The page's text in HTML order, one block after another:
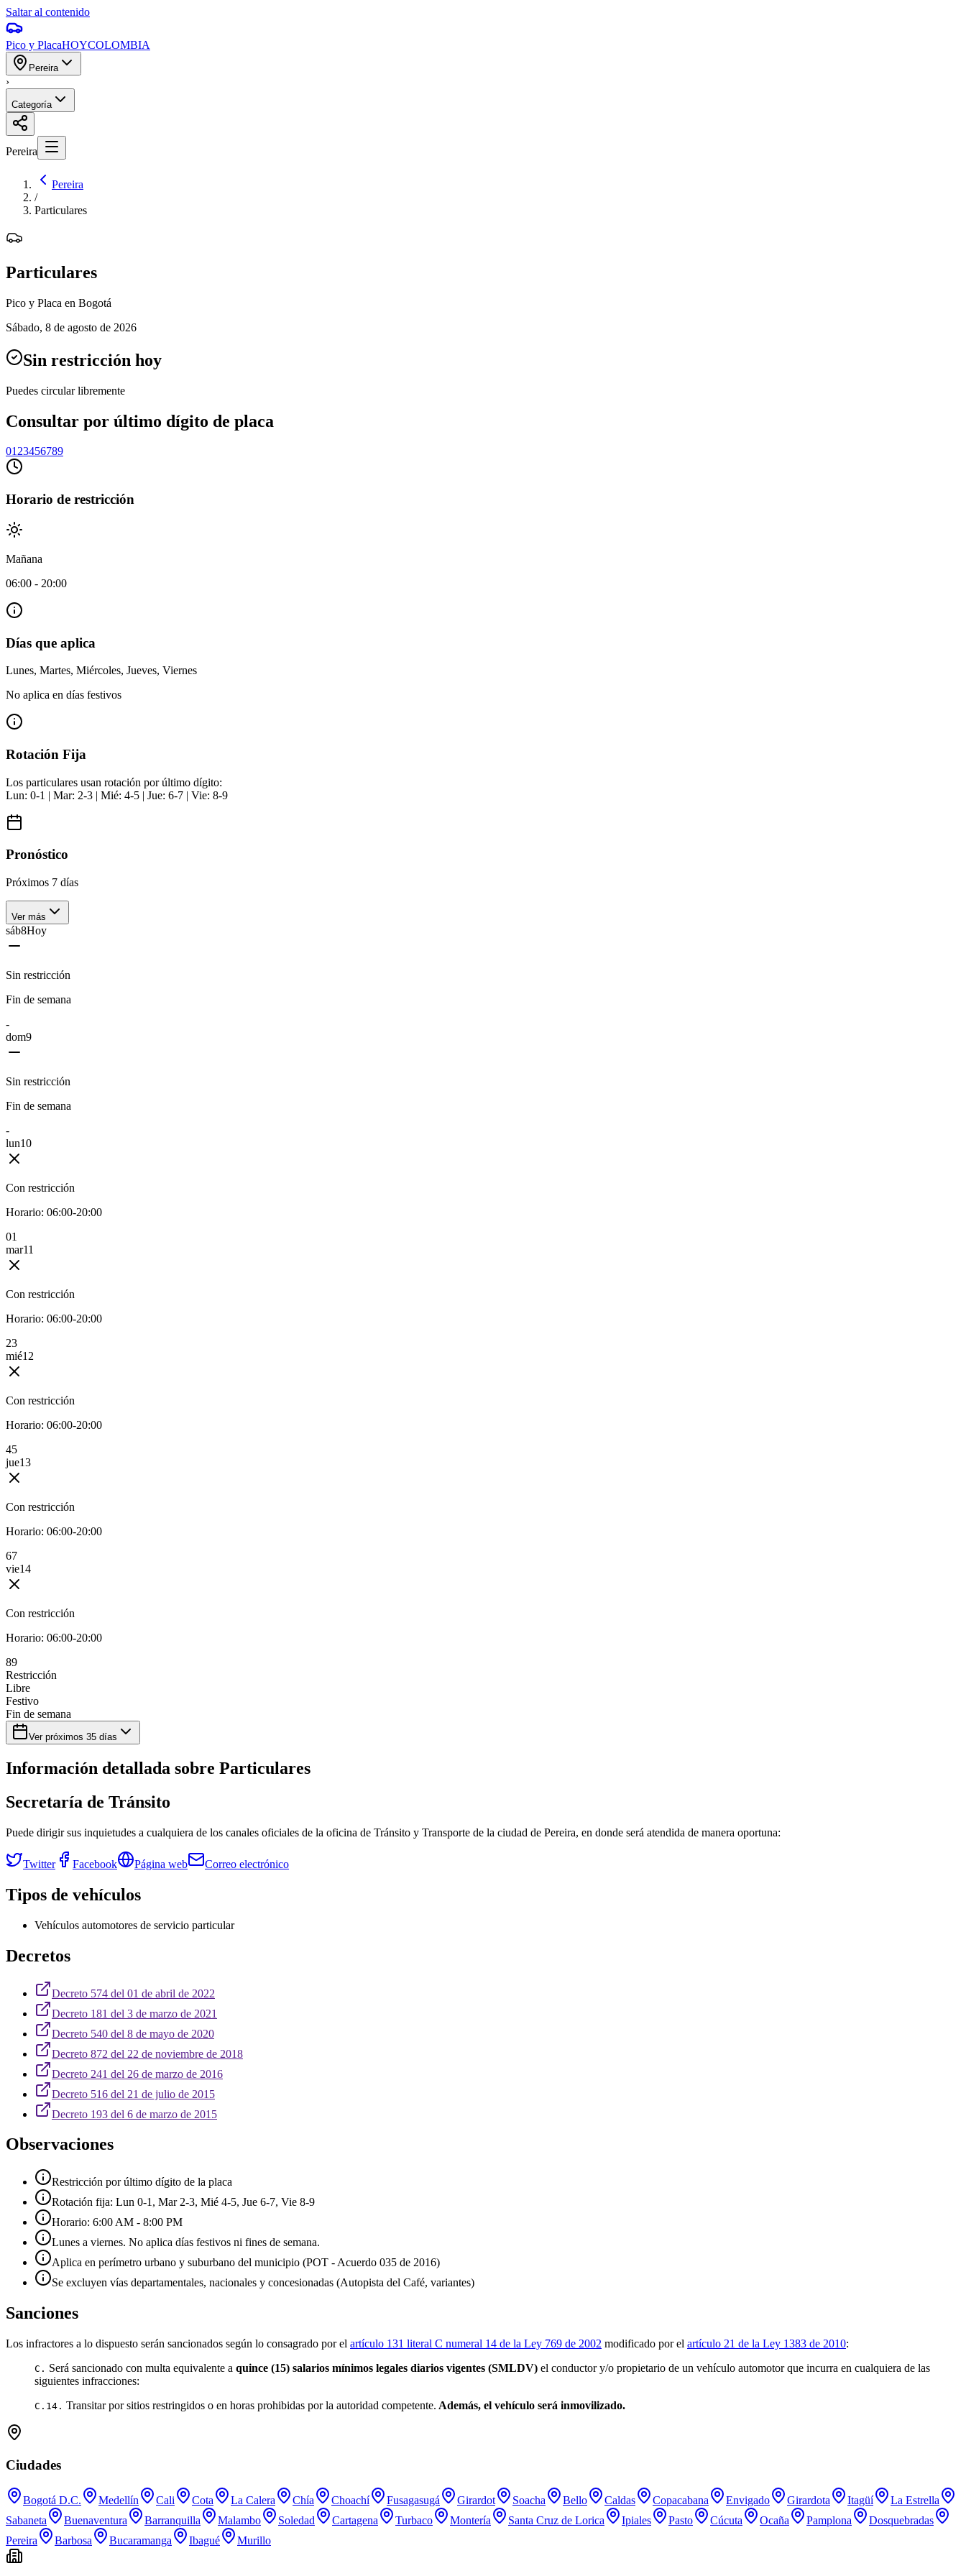
Saltar al contenido
Pico y PlacaHOYCOLOMBIA
Pereira
›
Categoría
Pereira
Pereira
/
Particulares
Particulares
Pico y Placa en Bogotá
Sábado, 8 de agosto de 2026
Sin restricción hoy
Puedes circular libremente
Consultar por último dígito de placa
0123456789
Horario de restricción
Mañana
06:00 - 20:00
Días que aplica
Lunes, Martes, Miércoles, Jueves, Viernes
No aplica en días festivos
Rotación Fija
Los particulares usan rotación por último dígito:
Lun: 0-1 | Mar: 2-3 | Mié: 4-5 | Jue: 6-7 | Vie: 8-9
Pronóstico
Próximos 7 días
Ver más
sáb8Hoy
Sin restricción
Fin de semana
-
dom9
Sin restricción
Fin de semana
-
lun10
Con restricción
Horario: 06:00-20:00
01
mar11
Con restricción
Horario: 06:00-20:00
23
mié12
Con restricción
Horario: 06:00-20:00
45
jue13
Con restricción
Horario: 06:00-20:00
67
vie14
Con restricción
Horario: 06:00-20:00
89
Restricción
Libre
Festivo
Fin de semana
Ver próximos 35 días
Información detallada sobre Particulares
Secretaría de Tránsito
Puede dirigir sus inquietudes a cualquiera de los canales oficiales de la oficina de Tránsito y Transporte de la ciudad de Pereira, en donde será atendida de manera oportuna:
Twitter Facebook Página web Correo electrónico
Tipos de vehículos
Vehículos automotores de servicio particular
Decretos
Decreto 574 del 01 de abril de 2022
Decreto 181 del 3 de marzo de 2021
Decreto 540 del 8 de mayo de 2020
Decreto 872 del 22 de noviembre de 2018
Decreto 241 del 26 de marzo de 2016
Decreto 516 del 21 de julio de 2015
Decreto 193 del 6 de marzo de 2015
Observaciones
Restricción por último dígito de la placa
Rotación fija: Lun 0-1, Mar 2-3, Mié 4-5, Jue 6-7, Vie 8-9
Horario: 6:00 AM - 8:00 PM
Lunes a viernes. No aplica días festivos ni fines de semana.
Aplica en perímetro urbano y suburbano del municipio (POT - Acuerdo 035 de 2016)
Se excluyen vías departamentales, nacionales y concesionadas (Autopista del Café, variantes)
Sanciones
Los infractores a lo dispuesto serán sancionados según lo consagrado por el artículo 131 literal C numeral 14 de la Ley 769 de 2002 modificado por el artículo 21 de la Ley 1383 de 2010:
C. Será sancionado con multa equivalente a quince (15) salarios mínimos legales diarios vigentes (SMLDV) el conductor y/o propietario de un vehículo automotor que incurra en cualquiera de las
siguientes infracciones:
C.14. Transitar por sitios restringidos o en horas prohibidas por la autoridad competente. Además, el vehículo será inmovilizado.
Ciudades
Bogotá D.C. Medellín Cali Cota La Calera Chía Choachí Fusagasugá Girardot Soacha Bello Caldas Copacabana Envigado Girardota Itagüí
La Estrella
Sabaneta
Buenaventura Barranquilla Malambo Soledad Cartagena Turbaco Montería Santa Cruz de Lorica Ipiales Pasto Cúcuta Ocaña Pamplona
Dosquebradas
Pereira
Barbosa Bucaramanga Ibagué Murillo